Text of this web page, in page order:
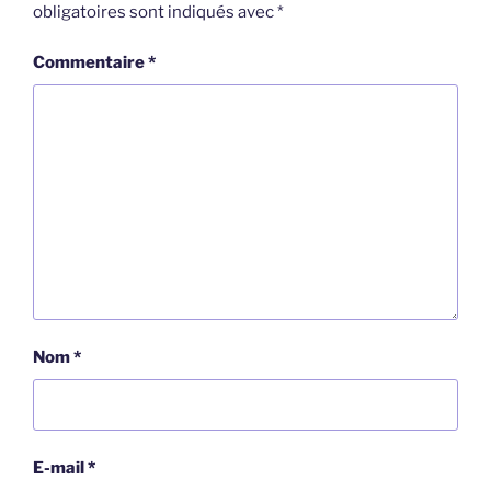
obligatoires sont indiqués avec*
Commentaire*
Nom*
E-mail*